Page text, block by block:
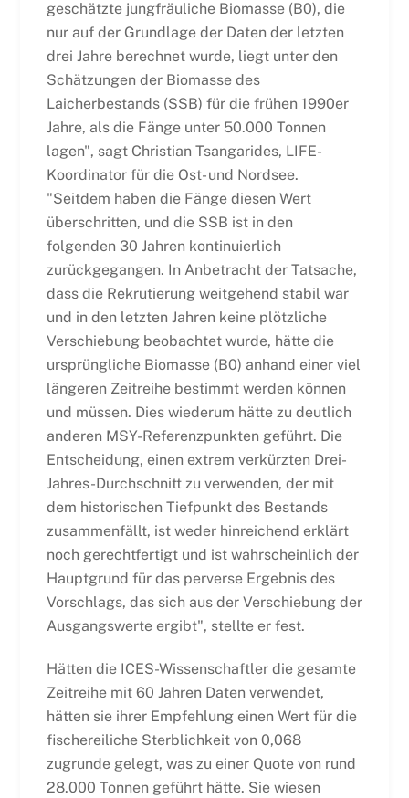
geschätzte jungfräuliche Biomasse (B0), die
nur auf der Grundlage der Daten der letzten
drei Jahre berechnet wurde, liegt unter den
Schätzungen der Biomasse des
Laicherbestands (SSB) für die frühen 1990er
Jahre, als die Fänge unter 50.000 Tonnen
lagen", sagt Christian Tsangarides, LIFE-
Koordinator für die Ost- und Nordsee.
"Seitdem haben die Fänge diesen Wert
überschritten, und die SSB ist in den
folgenden 30 Jahren kontinuierlich
zurückgegangen. In Anbetracht der Tatsache,
dass die Rekrutierung weitgehend stabil war
und in den letzten Jahren keine plötzliche
Verschiebung beobachtet wurde, hätte die
ursprüngliche Biomasse (B0) anhand einer viel
längeren Zeitreihe bestimmt werden können
und müssen. Dies wiederum hätte zu deutlich
anderen MSY-Referenzpunkten geführt. Die
Entscheidung, einen extrem verkürzten Drei-
Jahres-Durchschnitt zu verwenden, der mit
dem historischen Tiefpunkt des Bestands
zusammenfällt, ist weder hinreichend erklärt
noch gerechtfertigt und ist wahrscheinlich der
Hauptgrund für das perverse Ergebnis des
Vorschlags, das sich aus der Verschiebung der
Ausgangswerte ergibt", stellte er fest.
Hätten die ICES-Wissenschaftler die gesamte
Zeitreihe mit 60 Jahren Daten verwendet,
hätten sie ihrer Empfehlung einen Wert für die
fischereiliche Sterblichkeit von 0,068
zugrunde gelegt, was zu einer Quote von rund
28.000 Tonnen geführt hätte. Sie wiesen